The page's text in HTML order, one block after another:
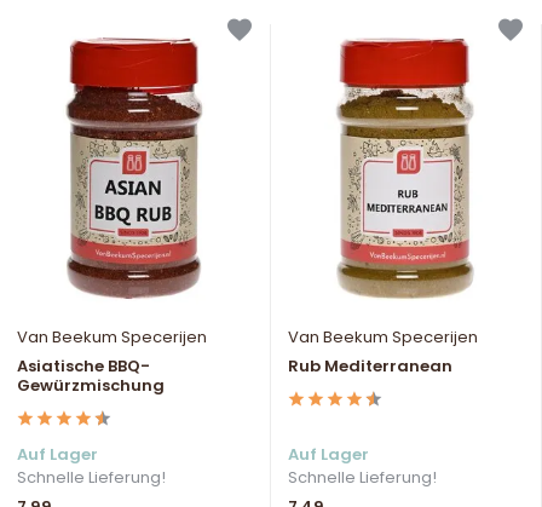
Van Beekum Specerijen
Asiatische BBQ-
Gewürzmischung
Auf Lager
Schnelle Lieferung!
Van Beekum Specerijen
Rub Mediterranean
Auf Lager
Schnelle Lieferung!